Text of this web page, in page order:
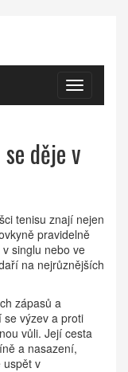
Zobrazit
navigaci
děje v
tenisu znají nejen
pravidelně
singlu nebo ve
na nejrůznějších
zápasů a
se výzev a proti
vůli. Její cesta
a nasazení,
uspět v